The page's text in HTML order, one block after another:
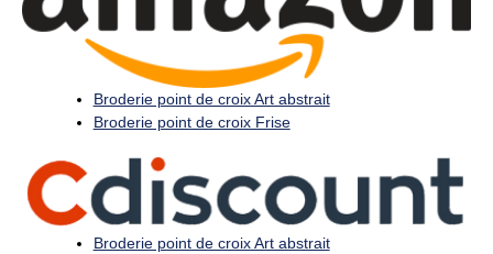
Broderie point de croix Art abstrait
Broderie point de croix Frise
Broderie point de croix Art abstrait